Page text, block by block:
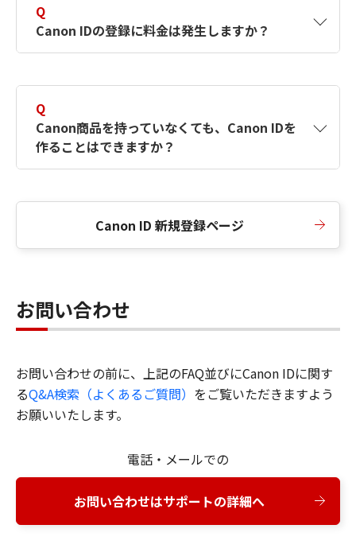
択したサービスから取得します。アカウントを
簡単に作成できるように、この情報を使用して
Canon IDの登録フォームを入力します。
Q
Canon IDの登録に料金は発生しますか？
Q
Canon商品を持っていなくても、Canon IDを
作ることはできますか？
Canon ID 新規登録ページ
お問い合わせ
お問い合わせの前に、上記のFAQ並びにCanon IDに関す
るQ&A検索（よくあるご質問） をご覧いただきますよう
お願いいたします。
電話・メールでの
お問い合わせはサポートの詳細へ